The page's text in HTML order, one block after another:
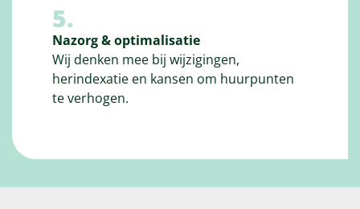
5.
Nazorg & optimalisatie
Wij denken mee bij wijzigingen,
herindexatie en kansen om huurpunten
te verhogen.